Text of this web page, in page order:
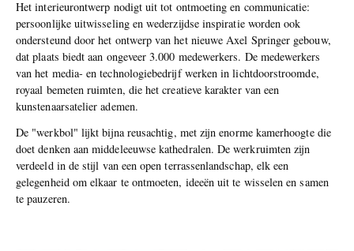
Het interieurontwerp nodigt uit tot ontmoeting en communicatie:
persoonlijke uitwisseling en wederzijdse inspiratie worden ook
ondersteund door het ontwerp van het nieuwe Axel Springer gebouw,
dat plaats biedt aan ongeveer 3.000 medewerkers. De medewerkers
van het media- en technologiebedrijf werken in lichtdoorstroomde,
royaal bemeten ruimten, die het creatieve karakter van een
kunstenaarsatelier ademen.
De "werkbol" lijkt bijna reusachtig, met zijn enorme kamerhoogte die
doet denken aan middeleeuwse kathedralen. De werkruimten zijn
verdeeld in de stijl van een open terrassenlandschap, elk een
gelegenheid om elkaar te ontmoeten, ideeën uit te wisselen en samen
te pauzeren.